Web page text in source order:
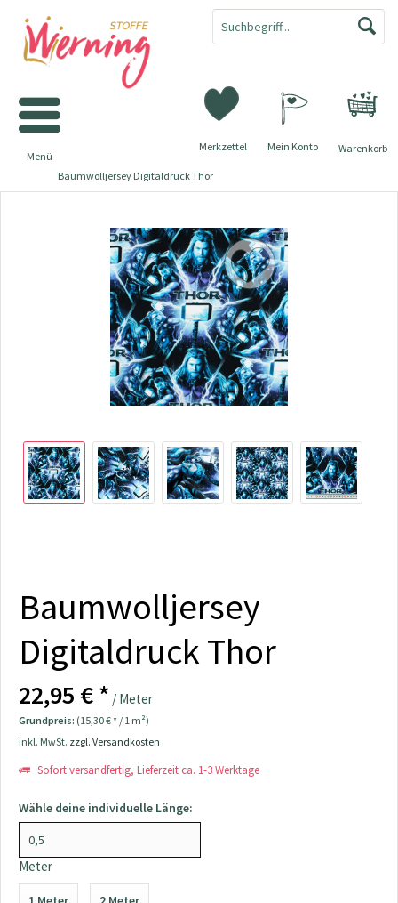
Warenkorb
Merkzettel Mein Konto
Menü
Baumwolljersey Digitaldruck Thor
Baumwolljersey
Digitaldruck Thor
22,95 € * / Meter
Grundpreis: (15,30 € * / 1 m²)
inkl. MwSt. zzgl. Versandkosten
Sofort versandfertig, Lieferzeit ca. 1-3 Werktage
Wähle deine individuelle Länge:
Meter